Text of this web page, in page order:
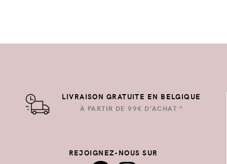
LIVRAISON GRATUITE EN BELGIQUE
À PARTIR DE 99€ D'ACHAT *
REJOIGNEZ-NOUS SUR